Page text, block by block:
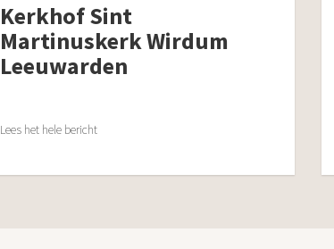
Kerkhof Sint
Martinuskerk Wirdum
Leeuwarden
Lees het hele bericht